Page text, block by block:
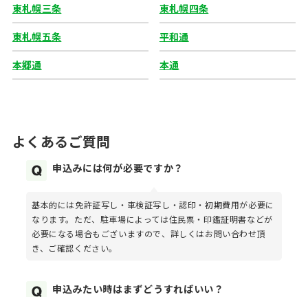
東札幌三条 東札幌四条
東札幌五条 平和通
本郷通 本通
よくあるご質問
申込みには何が必要ですか？
基本的には免許証写し・車検証写し・認印・初期費用が必要に
なります。ただ、駐車場によっては住民票・印鑑証明書などが
必要になる場合もございますので、詳しくはお問い合わせ頂
き、ご確認ください。
申込みたい時はまずどうすればいい？